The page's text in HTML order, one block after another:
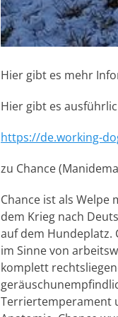
Hier gibt es mehr
Hier gibt es
https://de.working-
zu Chance
Chance ist als Welpe
dem Krieg nach
auf dem Hundeplatz.
im Sinne von
komplett
Terriertemperament